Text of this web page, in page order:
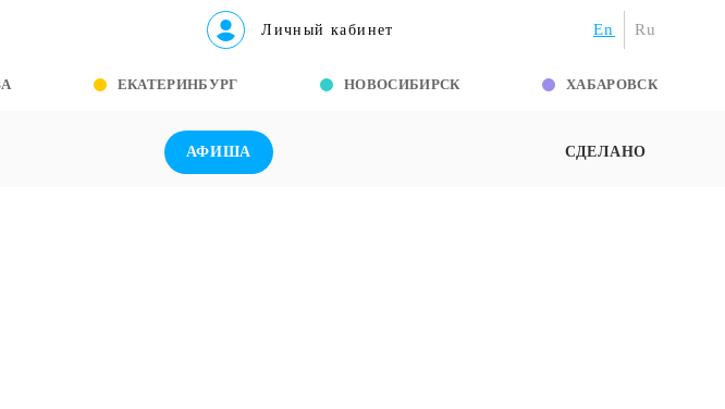
Личный кабинет En Ru
ЕКАТЕРИНБУРГ НОВОСИБИРСК ХАБАРОВСК
АФИША СДЕЛАНО